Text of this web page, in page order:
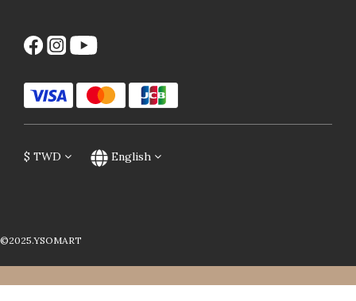
$ TWD English
©2025.YSOMART